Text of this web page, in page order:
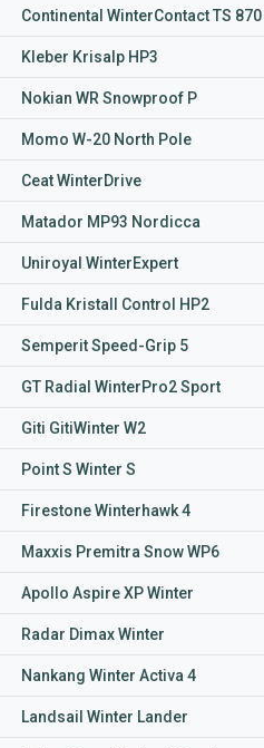
Continental WinterContact TS 870
Kleber Krisalp HP3
Nokian WR Snowproof P
Momo W-20 North Pole
Ceat WinterDrive
Matador MP93 Nordicca
Uniroyal WinterExpert
Fulda Kristall Control HP2
Semperit Speed-Grip 5
GT Radial WinterPro2 Sport
Giti GitiWinter W2
Point S Winter S
Firestone Winterhawk 4
Maxxis Premitra Snow WP6
Apollo Aspire XP Winter
Radar Dimax Winter
Nankang Winter Activa 4
Landsail Winter Lander